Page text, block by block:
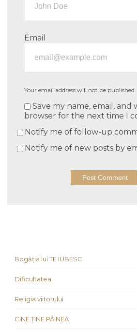
Email
Your email address will not be published.
Save my name, email, and
browser for the next time I
Notify me of follow-up
Notify me of new posts by
Bogăția lui TE IUBESC
Dificultatea
Religia viitorului
CINE ȚINE PÂINEA